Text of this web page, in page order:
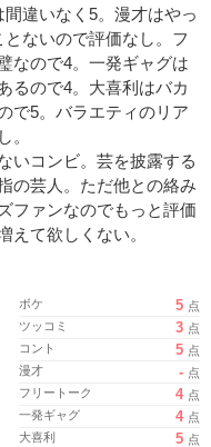
違いなく5。漫才はやっ
ないので評価なし。フ
なので4。一発ギャグは
るので4。大喜利はバカ
で5。バラエティのリア
。
いコンビ。芸を披露する
の芸人。ただ他との絡み
ファンなのでもっと評価
えて欲しくない。
ボケ 5 点
ツッコミ
3 点
コント
5 点
漫才
- 点
フリートーク
4 点
一発ギャグ
4 点
大喜利
5 点